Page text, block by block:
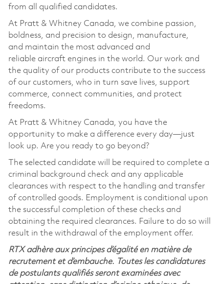
from all qualified candidates.
At Pratt & Whitney Canada, we combine passion,
boldness, and precision to design, manufacture,
and maintain the most advanced and
reliable aircraft engines in the world. Our work and
the quality of our products contribute to the success
of our customers, who in turn save lives, support
commerce, connect communities, and protect
freedoms.
At Pratt & Whitney Canada, you have the
opportunity to make a difference every day—just
look up. Are you ready to go beyond?
The selected candidate will
be required to complete a
criminal background check and any applicable
clearances with respect to the handling and transfer
of controlled goods. Employment is conditional upon
the successful completion of these checks and
obtaining the required clearances. Failure to do so will
result in the withdrawal of the employment offer.
RTX adhère aux principes d’égalité en matière de
recrutement et d’embauche. Toutes les candidatures
de postulants qualifiés seront examinées avec